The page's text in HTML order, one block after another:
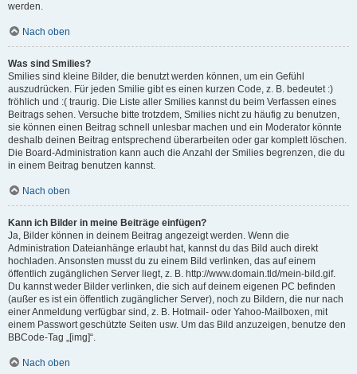
werden.
Nach oben
Was sind Smilies?
Smilies sind kleine Bilder, die benutzt werden können, um ein Gefühl
auszudrücken. Für jeden Smilie gibt es einen kurzen Code, z. B. bedeutet :)
fröhlich und :( traurig. Die Liste aller Smilies kannst du beim Verfassen eines
Beitrags sehen. Versuche bitte trotzdem, Smilies nicht zu häufig zu benutzen,
sie können einen Beitrag schnell unlesbar machen und ein Moderator könnte
deshalb deinen Beitrag entsprechend überarbeiten oder gar komplett löschen.
Die Board-Administration kann auch die Anzahl der Smilies begrenzen, die du
in einem Beitrag benutzen kannst.
Nach oben
Kann ich Bilder in meine Beiträge einfügen?
Ja, Bilder können in deinem Beitrag angezeigt werden. Wenn die
Administration Dateianhänge erlaubt hat, kannst du das Bild auch direkt
hochladen. Ansonsten musst du zu einem Bild verlinken, das auf einem
öffentlich zugänglichen Server liegt, z. B. http://www.domain.tld/mein-bild.gif.
Du kannst weder Bilder verlinken, die sich auf deinem eigenen PC befinden
(außer es ist ein öffentlich zugänglicher Server), noch zu Bildern, die nur nach
einer Anmeldung verfügbar sind, z. B. Hotmail- oder Yahoo-Mailboxen, mit
einem Passwort geschützte Seiten usw. Um das Bild anzuzeigen, benutze den
BBCode-Tag „[img]“.
Nach oben